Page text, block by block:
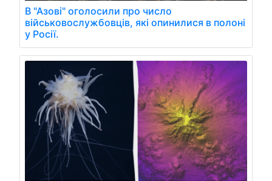
В "Азові" оголосили про число
військовослужбовців, які опинилися в полоні
у Росії.